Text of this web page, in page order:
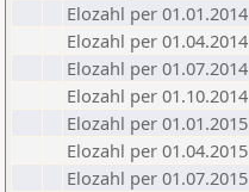
Elozahl per 01.01.2014
Elozahl per 01.04.2014
Elozahl per 01.07.2014
Elozahl per 01.10.2014
Elozahl per 01.01.2015
Elozahl per 01.04.2015
Elozahl per 01.07.2015